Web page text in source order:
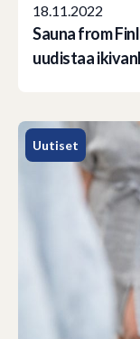
18.11.2022
Sauna from
uudistaa
Uutiset